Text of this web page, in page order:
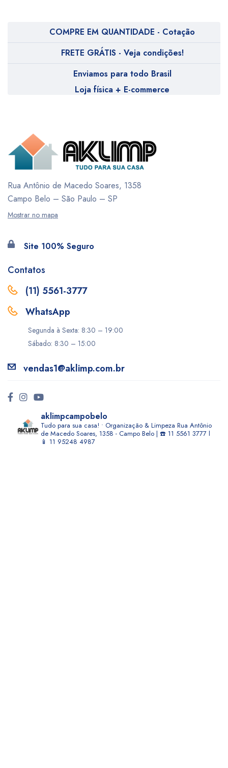
COMPRE EM QUANTIDADE - Cotação
FRETE GRÁTIS - Veja condições!
Enviamos para todo Brasil
Loja física + E-commerce
Rua Antônio de Macedo Soares, 1358
Campo Belo – São Paulo – SP
Mostrar no mapa
Site 100% Seguro
Contatos
(11) 5561-3777
WhatsApp
Segunda à Sexta: 8:30 – 19:00
Sábado: 8:30 – 15:00
vendas1@aklimp.com.br
aklimpcampobelo
Tudo para sua casa! • Organização & Limpeza Rua Antônio
de Macedo Soares, 1358 - Campo Belo | ☎️ 11 5561 3777 l
📱 11 95248 4987